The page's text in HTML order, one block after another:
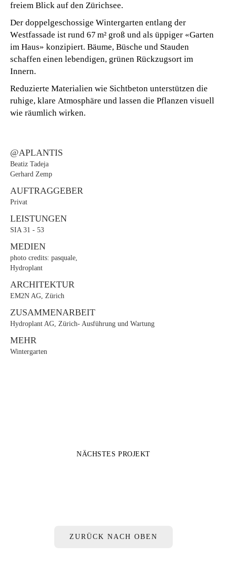
freiem Blick auf den Zürichsee.
Der doppelgeschossige Wintergarten entlang der
Westfassade ist rund 67 m² groß und als üppiger «Garten
im Haus» konzipiert. Bäume, Büsche und Stauden
schaffen einen lebendigen, grünen Rückzugsort im
Innern.
Reduzierte Materialien wie Sichtbeton unterstützen die
ruhige, klare Atmosphäre und lassen die Pflanzen visuell
wie räumlich wirken.
@APLANTIS
Beatiz Tadeja
Gerhard Zemp
AUFTRAGGEBER
Privat
LEISTUNGEN
SIA 31 - 53
MEDIEN
photo credits: pasquale,
Hydroplant
ARCHITEKTUR
EM2N AG, Zürich
ZUSAMMENARBEIT
Hydroplant AG, Zürich- Ausführung und Wartung
MEHR
Wintergarten
NÄCHSTES PROJEKT
ZURÜCK NACH OBEN